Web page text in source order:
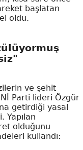
başlatan
oldu.
ve şehit
Parti lideri Özgür
getirdiği yasal
Yapılan
olduğunu
kullandı: